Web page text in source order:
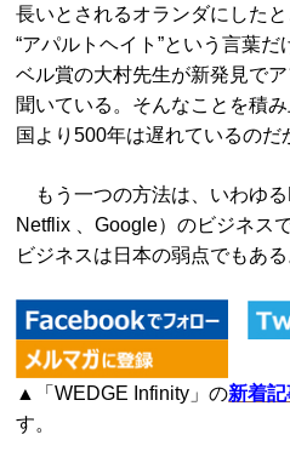
長いとされるオランダにした
“アパルトヘイト”という言葉
ベル賞の大村先生が新発見で
聞いている。そんなことを積
国より500年は遅れているのだ
もう一つの方法は、いわゆる
Netflix 、Google）のビジネス
ビジネスは日本の弱点でもある
▲「WEDGE Infinity」の新着
す。